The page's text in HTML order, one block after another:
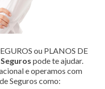
ou PLANOS DE
pode te ajudar.
e operamos com
Seguros como: